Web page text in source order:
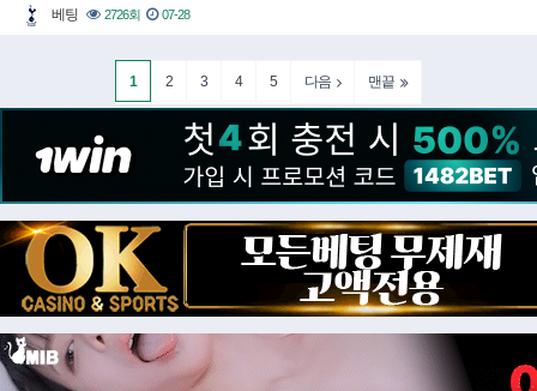
베팅 2726회 07-28
1 2 3 4 5 다음 맨끝